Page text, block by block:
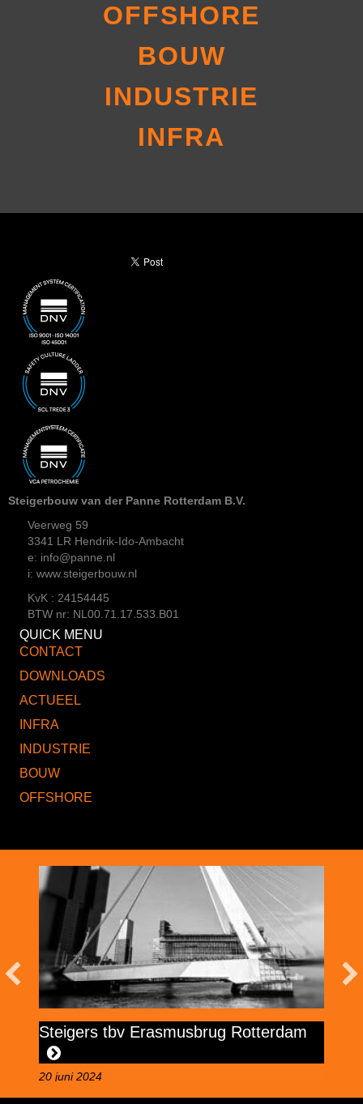
OFFSHORE
BOUW
INDUSTRIE
INFRA
Steigerbouw van der Panne Rotterdam B.V.
Veerweg 59
3341 LR Hendrik-Ido-Ambacht
e: info@panne.nl
i: www.steigerbouw.nl
KvK : 24154445
BTW nr: NL00.71.17.533.B01
QUICK MENU
CONTACT
DOWNLOADS
ACTUEEL
INFRA
INDUSTRIE
BOUW
OFFSHORE
Steigers tbv Erasmusbrug Rotterdam
20 juni 2024